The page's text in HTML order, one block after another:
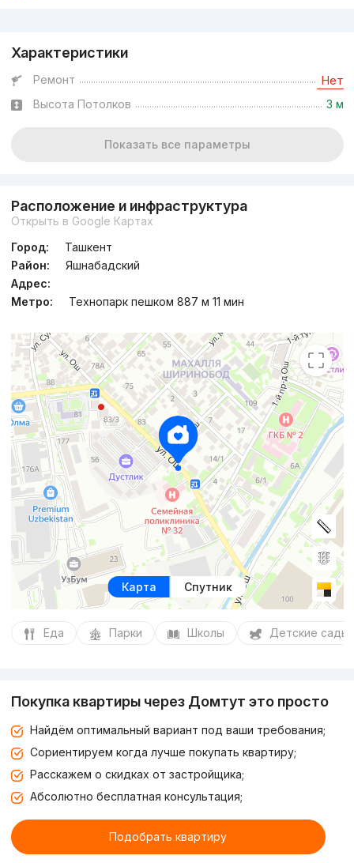
Характеристики
Ремонт Нет
Высота Потолков 3 м
Показать все параметры
Расположение и инфраструктура
Открыть в Google Картах
Город:
Ташкент
Район:
Яшнабадский
Адрес:
Метро:
Технопарк пешком 887 м 11 мин
Карта Спутник
Еда Парки Школы Детские сады
Покупка квартиры через Домтут это просто
Найдём оптимальный вариант под ваши требования;
Сориентируем когда лучше покупать квартиру;
Расскажем о скидках от застройщика;
Абсолютно бесплатная консультация;
Подобрать квартиру